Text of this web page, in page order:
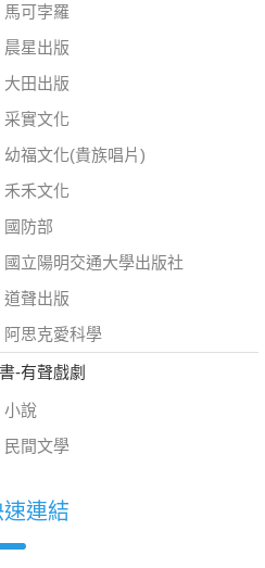
馬可孛羅
晨星出版
大田出版
采實文化
幼福文化(貴族唱片)
禾禾文化
國防部
國立陽明交通大學出版社
道聲出版
阿思克愛科學
-有聲戲劇
小說
民間文學
連結